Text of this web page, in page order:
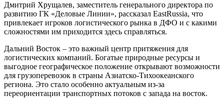
Дмитрий Хрущалев, заместитель генерального директора по
развитию ГК «Деловые Линии», рассказал EastRussia, что
привлекает игроков логистического рынка в ДФО и с какими
сложностями им приходится здесь справляться.
Дальний Восток – это важный центр притяжения для
логистических компаний. Богатые природные ресурсы и
выгодное географическое положение открывают возможности
для грузоперевозок в страны Азиатско-Тихоокеанского
региона. Это стало особенно актуальным из-за
переориентации транспортных потоков с запада на восток.